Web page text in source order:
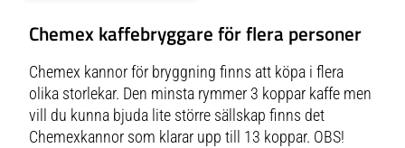
Chemex kaffebryggare för flera personer
Chemex kannor för bryggning finns att köpa i flera
olika storlekar. Den minsta rymmer 3 koppar kaffe men
vill du kunna bjuda lite större sällskap finns det
Chemexkannor som klarar upp till 13 koppar. OBS!